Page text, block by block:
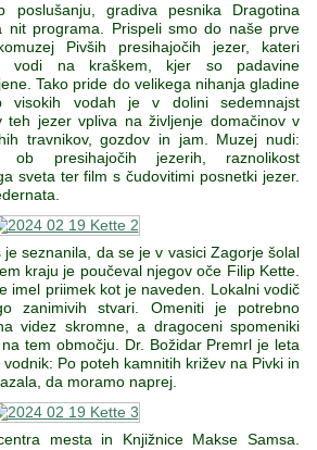
poslušanju, gradiva pesnika Dragotina
nit programa. Prispeli smo do naše prve
Pivših presihajočih jezer, kateri
vodi na kraškem, kjer so padavine
Tako pride do velikega nihanja gladine
visokih vodah je v dolini sedemnajst
teh jezer vpliva na življenje domačinov v
travnikov, gozdov in jam. Muzej nudi:
ob presihajočih jezerih, raznolikost
sveta ter film s čudovitimi posnetki jezer.
seznanila, da se je v vasici Zagorje šolal
kraju je poučeval njegov oče Filip Kette.
imel priimek kot je naveden. Lokalni vodič
zanimivih stvari. Omeniti je potrebno
videz skromne, a dragoceni spomeniki
tem območju. Dr. Božidar Premrl je leta
Po poteh kamnitih križev na Pivki in
da moramo naprej.
mesta in Knjižnice Makse Samsa.